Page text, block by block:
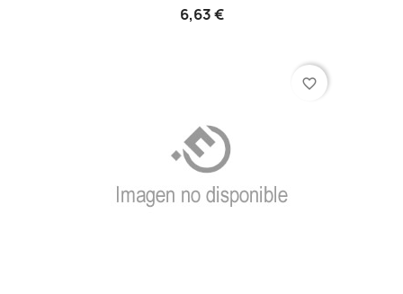
6,63 €
favorite_border